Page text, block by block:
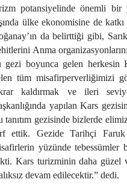
potansiyelinde önemli
ülke ekonomisine de
da belirttiği gibi,
Anma
gezi boyunca gelen herkesin
tüm misafirperverliğimizi
kaldırmak ve ileri
yapılan Kars
tanıtım gezisinde bizlerde
ettik. Gezide Tarihçi Faruk
yüzünde tebessümler
Kars turizminin daha güzel
devam edilecektir.” dedi.